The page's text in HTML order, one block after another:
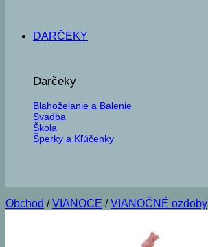
DARČEKY
Darčeky
Blahoželanie a Balenie
Svadba
Škola
Šperky a Kľúčenky
Obchod / VIANOCE / VIANOČNÉ ozdoby